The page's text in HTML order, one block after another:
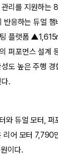
관리를 지원하
반응하는 듀얼
플랫폼
퍼포먼스 설계
도 높은 주행
.
와 듀얼 모터, 퍼
리어 모터
이다.